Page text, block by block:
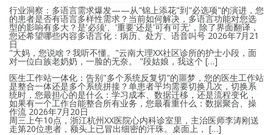
行业洞察：多语言需求爆发——从"锦上添花"到"必选项"的演进，您
的患者是否有语言多样性需求？当前如何解决，多语言功能对您选
型的影响有多大？是'必须'、'重要'还是'可有可无'，除了界面翻译，
您还希望哪些内容多语言化：病历、处方、语音叫号 2026年7月21
日
"大妈，您说啥？我听不懂。"云南大理XX社区诊所的护士小段，面
对一位白族老奶奶，一脸的无奈。 "段姑娘，我这个 […]
医生工作站一体化：告别"多个系统反复切"的噩梦，您的医生工作站
是整合一体还是多个系统拼接？单患者平均需要切换几次，切换系
统时，您最担心的是什么：学习成本、数据迁移，还是流程变化，
如果有一个工作台能整合所有业务，您最看重什么：数据聚合、操
作流 2026年7月20日
周三上午10点，浙江杭州XX医院心内科诊室里，主治医师李涛刚送
走第20位患者，额头上已冒出细密的汗珠。桌面上， […]